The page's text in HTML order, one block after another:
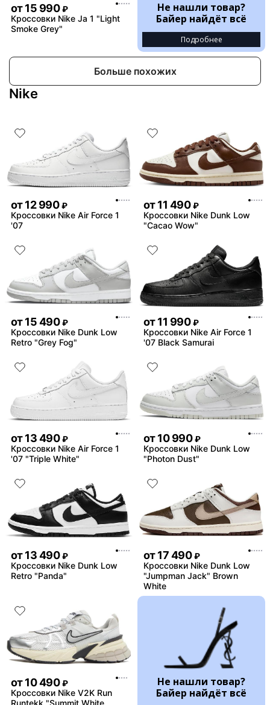
от15 990 ₽
Кроссовки Nike Ja 1 "Light
Smoke Grey"
Не нашли товар?
Байер найдёт всё
Подробнее
Больше похожих
Nike
от12 990 ₽
Кроссовки Nike Air Force 1
'07
от11 490 ₽
Кроссовки Nike Dunk Low
"Cacao Wow"
от15 490 ₽
Кроссовки Nike Dunk Low
Retro "Grey Fog"
от11 990 ₽
Кроссовки Nike Air Force 1
'07 Black Samurai
от13 490 ₽
Кроссовки Nike Air Force 1
'07 "Triple White"
от10 990 ₽
Кроссовки Nike Dunk Low
"Photon Dust"
от13 490 ₽
Кроссовки Nike Dunk Low
Retro "Panda"
от17 490 ₽
Кроссовки Nike Dunk Low
"Jumpman Jack" Brown
White
от10 490 ₽
Кроссовки Nike V2K Run
Runtekk "Summit White
Не нашли товар?
Байер найдёт всё